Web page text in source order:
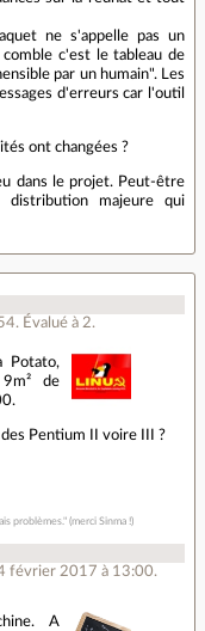
ne s'appelle pas un
c'est le tableau de
par un humain". Les
d'erreurs car l'outil
ont changées ?
dans le projet. Peut-être
majeure qui
. Évalué à 2.
Potato,
de
Pentium II voire III ?
problèmes." (merci Sinma !)
février 2017 à 13:00.
A